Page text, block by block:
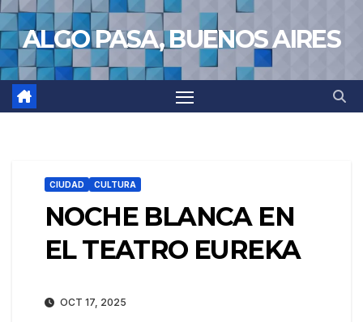
Saltar
al
contenido
ALGO PASA, BUENOS AIRES
CIUDAD CULTURA
NOCHE BLANCA EN
EL TEATRO EUREKA
OCT 17, 2025